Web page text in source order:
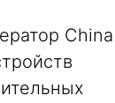
China